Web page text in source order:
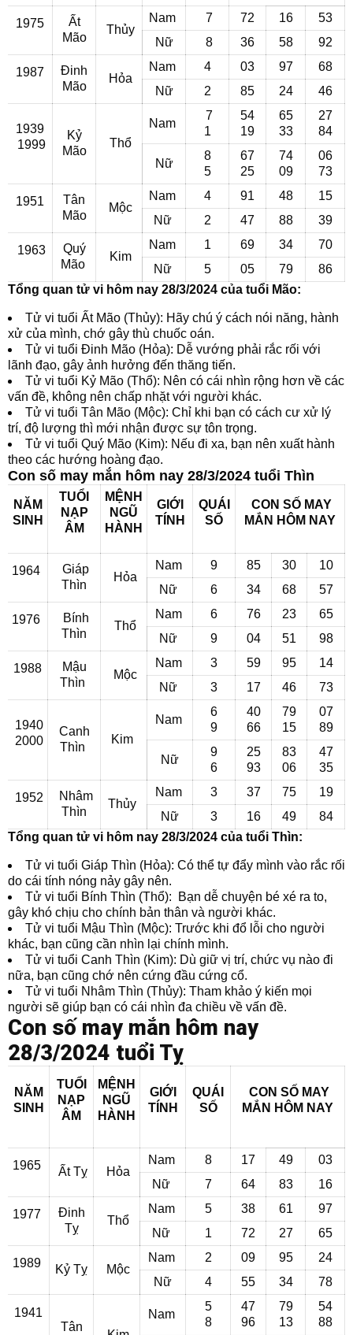
1975
Ất
Mão
Thủy
Nam 7 72 16
53
Nữ
8 36 58 92
1987
Đinh
Mão
Hỏa
Nam 4 03 97
68
Nữ
2 85 24 46
1939
1999
Kỷ
Mão
Thổ
Nam
7
1
54
19
65
33
27
84
Nữ
8
5
67
25
74
09
06
73
1951
Tân
Mão
Mộc
Nam 4 91 48
15
Nữ
2 47 88 39
1963
Quý
Mão
Kim
Nam 1 69 34
70
Nữ
5 05 79
86
Tổng quan tử vi hôm nay 28/3/2024 của tuổi Mão:
Tử vi tuổi Ất Mão (Thủy): Hãy chú ý cách nói năng, hành
xử của mình, chớ gây thù chuốc oán.
Tử vi tuổi Đinh Mão (Hỏa): Dễ vướng phải rắc rối với
lãnh đạo, gây ảnh hưởng đến thăng tiến.
Tử vi tuổi Kỷ Mão (Thổ): Nên có cái nhìn rộng hơn về các
vấn đề, không nên chấp nhặt với người khác.
Tử vi tuổi Tân Mão (Mộc): Chỉ khi bạn có cách cư xử lý
trí, độ lượng thì mới nhận được sự tôn trọng.
Tử vi tuổi Quý Mão (Kim): Nếu đi xa, bạn nên xuất hành
theo các hướng hoàng đạo.
Con số may mắn hôm nay 28/3/2024 tuổi Thìn
NĂM
SINH
TUỔI
NẠP
ÂM
MỆNH
NGŨ
HÀNH
GIỚI
TÍNH
QUÁI
SỐ
CON SỐ MAY
MẮN HÔM NAY
1964
Giáp
Thìn
Hỏa
Nam 9 85 30
10
Nữ
6 34 68 57
1976
Bính
Thìn
Thổ
Nam 6 76 23
65
Nữ
9 04 51 98
1988
Mậu
Thìn
Mộc
Nam 3 59 95
14
Nữ
3 17 46 73
1940
2000
Canh
Thìn
Kim
Nam
6
9
40
66
79
15
07
89
Nữ
9
6
25
93
83
06
47
35
1952
Nhâm
Thìn
Thủy
Nam 3 37 75
19
Nữ
3 16 49
84
Tổng quan tử vi hôm nay 28/3/2024 của tuổi Thìn:
Tử vi tuổi Giáp Thìn (Hỏa): Có thể tự đẩy mình vào rắc rối
do cái tính nóng nảy gây nên.
Tử vi tuổi Bính Thìn (Thổ): Bạn dễ chuyện bé xé ra to,
gây khó chịu cho chính bản thân và người khác.
Tử vi tuổi Mậu Thìn (Mộc): Trước khi đổ lỗi cho người
khác, bạn cũng cần nhìn lại chính mình.
Tử vi tuổi Canh Thìn (Kim): Dù giữ vị trí, chức vụ nào đi
nữa, bạn cũng chớ nên cứng đầu cứng cổ.
Tử vi tuổi Nhâm Thìn (Thủy): Tham khảo ý kiến mọi
người sẽ giúp bạn có cái nhìn đa chiều về vấn đề.
Con số may mắn hôm nay
28/3/2024 tuổi Tỵ
NĂM
SINH
TUỔI
NẠP
ÂM
MỆNH
NGŨ
HÀNH
GIỚI
TÍNH
QUÁI
SỐ
CON SỐ MAY
MẮN HÔM NAY
1965 Ất Tỵ Hỏa
Nam 8 17 49
03
Nữ
7 64 83 16
1977
Đinh
Tỵ
Thổ
Nam 5 38 61
97
Nữ
1 72 27 65
1989 Kỷ Tỵ Mộc
Nam 2 09 95
24
Nữ
4 55 34 78
1941
Tân
Nam
5
8
47
96
79
13
54
88